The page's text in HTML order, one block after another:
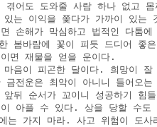
어도 도와줄 사람 하나 없고 몸
는 이익을 쫓다가 가까이 있는
손해가 막심하고 법적인 다툼에
봄바람에 꽃이 피듯 드디어 좋
면 재물을 얻을 운이다.
음이 피곤한 달이다. 희망이 잘
전운은 최악이 아니니 들어오는
뒤 순서가 꼬이니 성공하기 힘
아플 수 있다. 상을 당할 수도
는 가지 마라. 사고 위험이 도사